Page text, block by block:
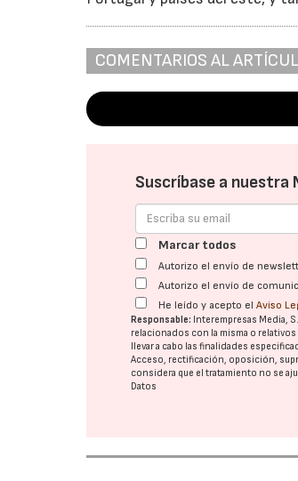
COMENTARIOS AL
Suscríbase a
Marcar todos
Autorizo el envío de
Autorizo el envío de
He leído y acepto elAviso
Responsable: Interempresas Media,
relacionados con la misma o
llevar a cabo las finalidades
Acceso, rectificación, oposición,
considera que el tratamiento no se
Datos